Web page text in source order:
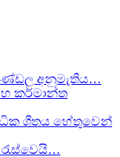
අනුමැතිය…
කර්මාන්ත
ශීතය හේතුවෙන්
රැස්වෙයි…